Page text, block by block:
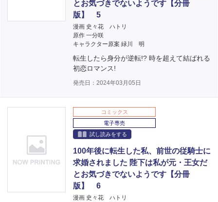
とお気づきでないようです【分冊
版】 5
漫画 史々花 ハトリ
原作 一分咲
キャラクター原案 緑川 明
転生したら身分が逆転!? 時を超えて結ばれる
初恋ロマンス!
発売日：2024年03月05日
コミックス
電子専売
試し読みをする
100年後に転生した私、前世の従騎士に
求婚されました 陛下は私が元・王女だ
とお気づきでないようです【分冊
版】 6
漫画 史々花 ハトリ